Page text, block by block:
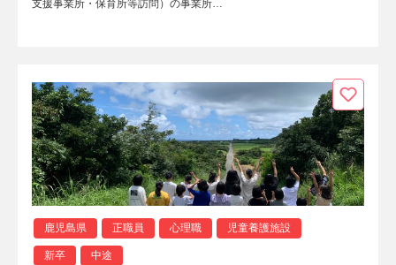
支援事業所・保育所等訪問）の事業所…
鹿児島県 正職員 心理職 児童養護施設
新卒 中途